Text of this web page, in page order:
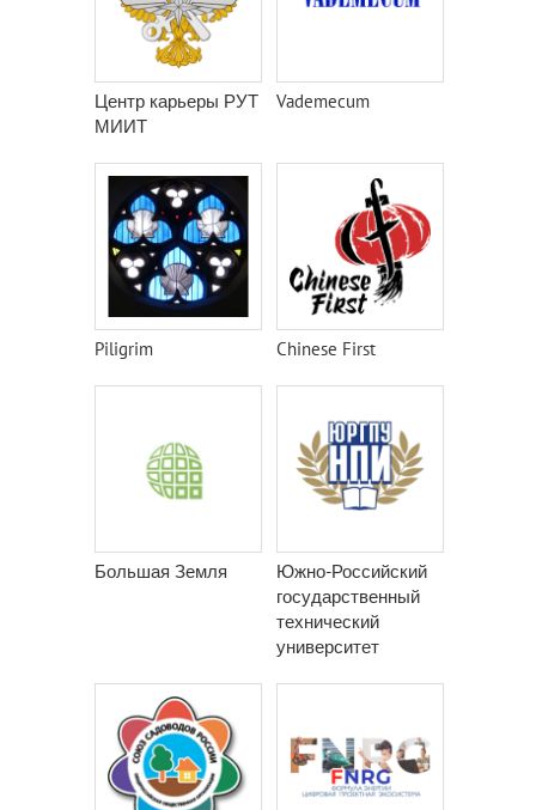
Центр карьеры РУТ
МИИТ
Vademecum
Piligrim Chinese First
Большая Земля
Южно-Российский
государственный
технический
университет
И. Платова